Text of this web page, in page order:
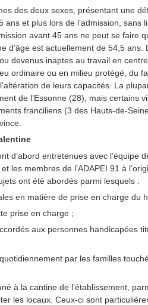
des deux sexes, présentant une
ans et plus lors de l’admission, sans
avant 45 ans ne peut se faire
d’âge est actuellement de 54,5 ans.
devenus inaptes au travail en
ordinaire ou en milieu protégé, du
de leurs capacités. La
de l’Essonne (28), mais certains
franciliens (3 des Hauts-de-
d’abord entretenues avec l’équipe
les membres de l’ADAPEI 91 à
ont été abordés parmi lesquels :
en matière de prise en charge du
prise en charge ;
aux personnes handicapées
par les familles
à la cantine de l’établissement,
les locaux. Ceux-ci sont